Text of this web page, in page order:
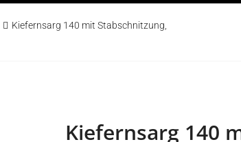
Kiefernsarg 140 mit Stabschnitzung,
Kiefernsarg 140